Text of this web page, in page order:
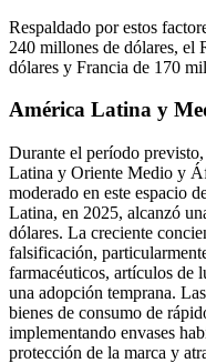
Respaldado por estos
240 millones de dólares, el
dólares y Francia de 170
América Latina y
Durante el período previsto,
Latina y Oriente Medio y
moderado en este espacio
Latina, en 2025, alcanzó
dólares. La creciente
falsificación,
farmacéuticos, artículos de
una adopción temprana.
bienes de consumo de
implementando envases
protección de la marca y